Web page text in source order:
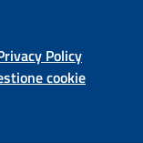
Policy
cookie